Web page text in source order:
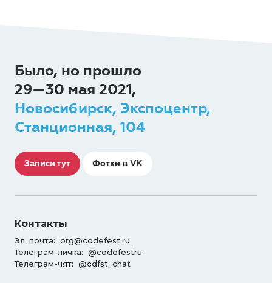
Было, но прошло
29—30 мая 2021,
Новосибирск, Экспоцентр,
Станционная, 104
Записи тут Фотки в VK
Контакты
Эл. почта: org@codefest.ru
Телеграм-личка: @codefestru
Телеграм-чят: @cdfst_chat